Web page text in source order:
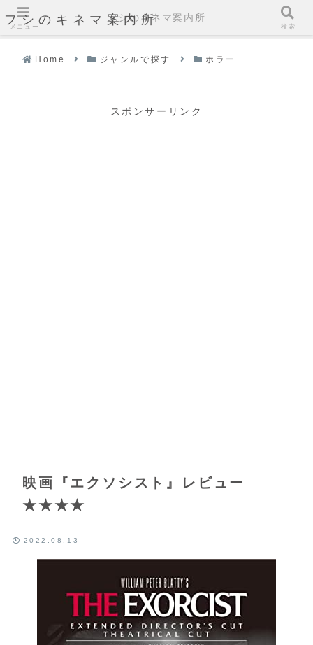
フシのキネマ案内所
Home ジャンルで探す ホラー
スポンサーリンク
映画『エクソシスト』レビュー
★★★★
2022.08.13
メニュー
フシのキネマ案内所
検索